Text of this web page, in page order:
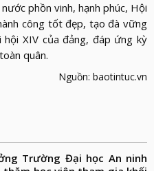
phồn vinh, hạnh phúc, Hội
công tốt đẹp, tạo đà vững
XIV của đảng, đáp ứng kỳ
quân.
Nguồn: baotintuc.vn
Trường Đại học An ninh